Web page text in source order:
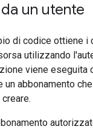
un utente
di codice ottiene i
utilizzando
viene eseguita
abbonamento